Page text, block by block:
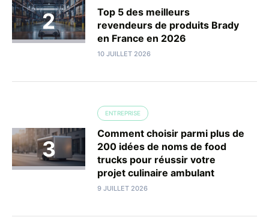
Top 5 des meilleurs
revendeurs de produits Brady
en France en 2026
10 JUILLET 2026
ENTREPRISE
Comment choisir parmi plus de
200 idées de noms de food
trucks pour réussir votre
projet culinaire ambulant
9 JUILLET 2026